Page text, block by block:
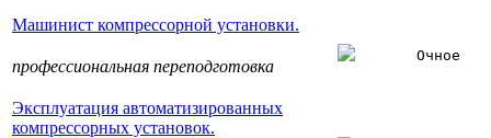
Машинист компрессорной установки.
профессиональная переподготовка
Очное
Эксплуатация автоматизированных
компрессорных установок.